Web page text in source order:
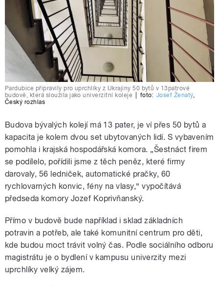
Pardubice připravily pro uprchlíky z Ukrajiny 50 bytů v 13patrové
budově, která sloužila jako univerzitní koleje
foto: Josef Ženatý,
Český rozhlas
Budova bývalých kolejí má 13 pater, je ví přes 50 bytů a
kapacita je kolem dvou set ubytovaných lidí. S vybavením
pomohla i krajská hospodářská komora. „Šestnáct firem
se podílelo, pořídili jsme z těch peněz, které firmy
darovaly, 56 ledniček, automatické pračky, 60
rychlovarných konvic, fény na vlasy,“ vypočítává
předseda komory Jozef Koprivňanský.
Přímo v budově bude například i sklad základních
potravin a potřeb, ale také komunitní centrum pro děti,
kde budou moct trávit volný čas. Podle sociálního odboru
magistrátu je o bydlení v kampusu univerzity mezi
uprchlíky velký zájem.